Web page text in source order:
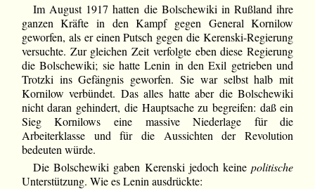
Im August 1917 hatten die Bolschewiki in Rußland ihre
ganzen Kräfte in den Kampf gegen General Kornilow
geworfen, als er einen Putsch gegen die Kerenski-Regierung
versuchte. Zur gleichen Zeit verfolgte eben diese Regierung
die Bolschewiki; sie hatte Lenin in den Exil getrieben und
Trotzki ins Gefängnis geworfen. Sie war selbst halb mit
Kornilow verbündet. Das alles hatte aber die Bolschewiki
nicht daran gehindert, die Hauptsache zu begreifen: daß ein
Sieg Kornilows eine massive Niederlage für die
Arbeiterklasse und für die Aussichten der Revolution
bedeuten würde.
Die Bolschewiki gaben Kerenski jedoch keinepolitische
Unterstützung. Wie es Lenin ausdrückte: